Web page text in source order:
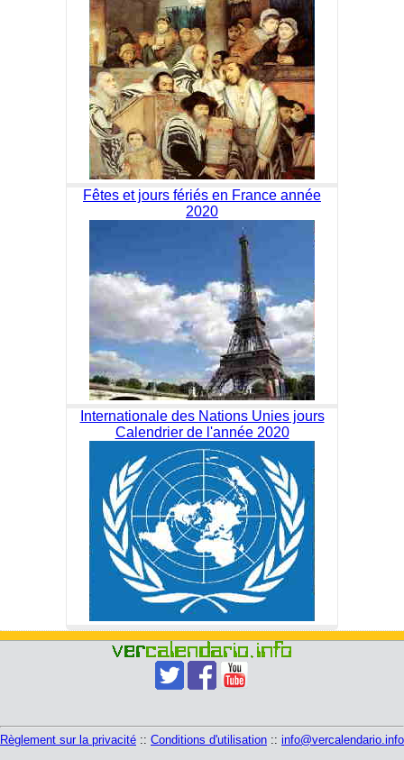
Fêtes et jours fériés en France année
2020
Internationale des Nations Unies jours
Calendrier de l'année 2020
Règlement sur la privacité :: Conditions d'utilisation :: info@vercalendario.info